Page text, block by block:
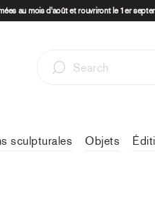
au mois d'août et rouvriront le 1er
sculpturales Objets